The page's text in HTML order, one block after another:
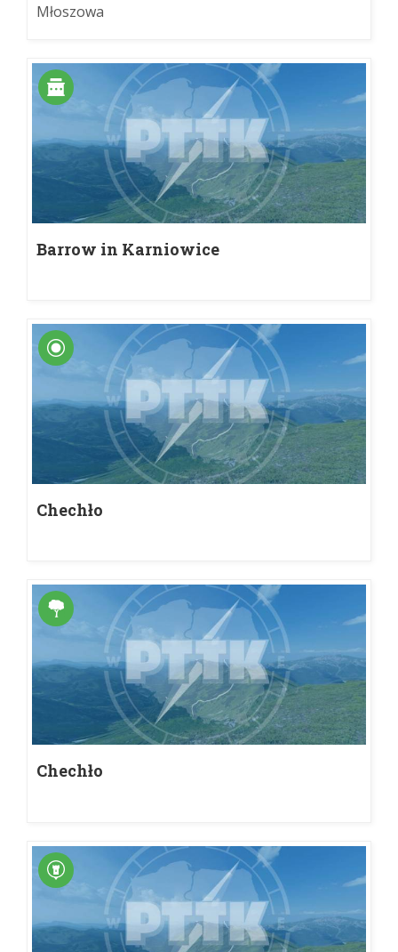
Młoszowa
Barrow in Karniowice
Chechło
Chechło